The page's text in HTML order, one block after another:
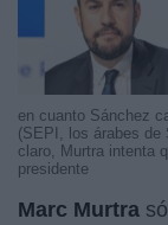
en cuanto Sánchez
(SEPI, los árabes de
claro, Murtra intenta
presidente
Marc Murtra